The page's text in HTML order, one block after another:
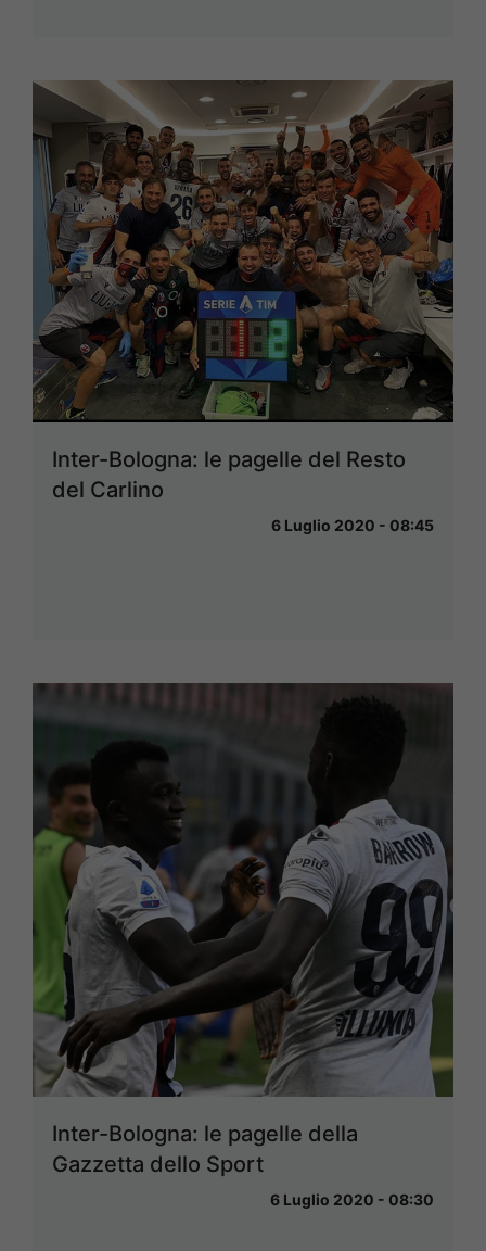
Inter-Bologna: le pagelle del Resto
del Carlino
6 Luglio 2020 - 08:45
Inter-Bologna: le pagelle della
Gazzetta dello Sport
6 Luglio 2020 - 08:30